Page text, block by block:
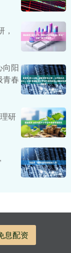
向阳
春
研
息配资